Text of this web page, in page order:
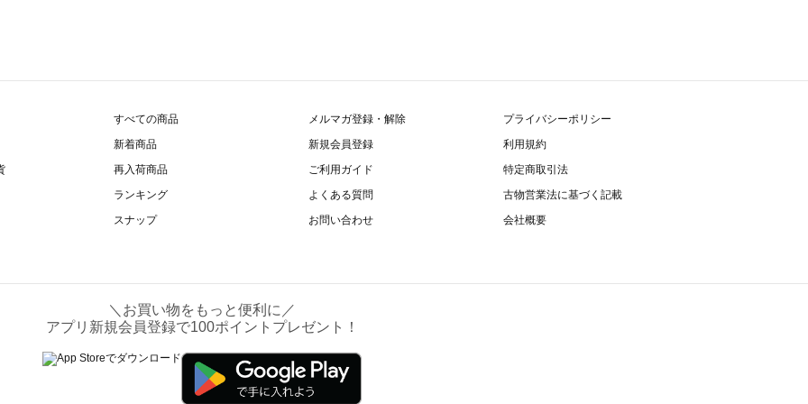
すべての商品
新着商品
再入荷商品
ランキング
スナップ
メルマガ登録・解除
新規会員登録
ご利用ガイド
よくある質問
お問い合わせ
プライバシーポリシー
利用規約
特定商取引法
古物営業法に基づく記載
会社概要
＼お買い物をもっと便利に／
アプリ新規会員登録で100ポイントプレゼント！